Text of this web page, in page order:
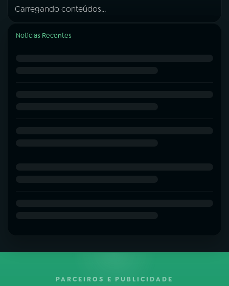
Carregando conteúdos...
Notícias Recentes
PARCEIROS E PUBLICIDADE